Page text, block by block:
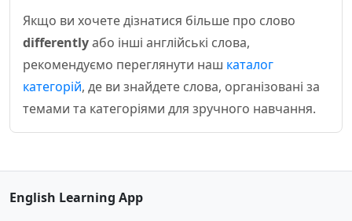
Якщо ви хочете дізнатися більше про слово
differentlyабо інші англійські слова,
рекомендуємо переглянути наш каталог
категорій, де ви знайдете слова, організовані за
темами та категоріями для зручного навчання.
English Learning App